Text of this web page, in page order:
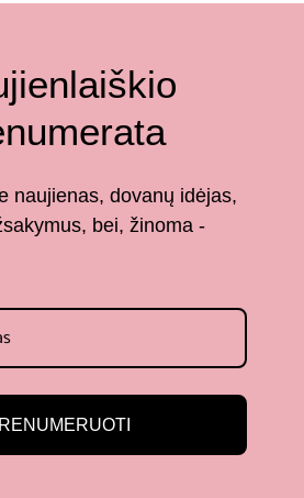
naujienas, dovanų idėjas,
bei, žinoma -